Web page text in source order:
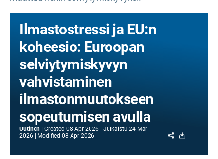
Ilmastostressi ja EU:n
koheesio: Euroopan
selviytymiskyvyn
vahvistaminen
ilmastonmuutokseen
sopeutumisen avulla
Uutinen Created 08 Apr 2026 Julkaistu 24 Mar
2026
Modified 08 Apr 2026 Share